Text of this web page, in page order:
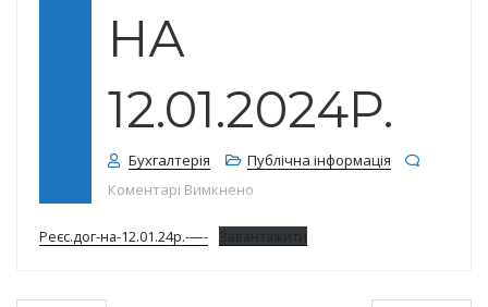
НА
12.01.2024Р.
Бухгалтерія
Публічна інформація
Коментарі Вимкнено
Реєс.дог-на-12.01.24р.-—- Завантажити